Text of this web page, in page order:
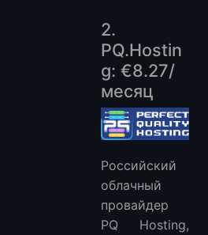
2.
PQ.Hostin
g: €8.27/
месяц
Российский
облачный
провайдер
PQ Hosting,